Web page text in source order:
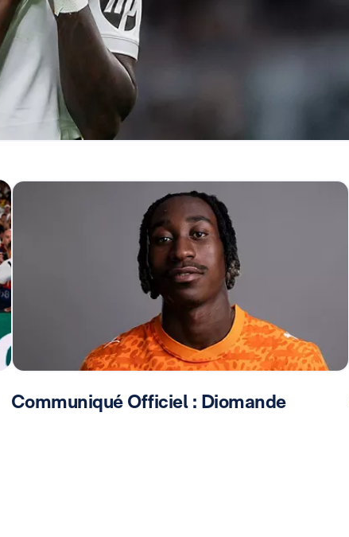
Communiqué Officiel : Diomande